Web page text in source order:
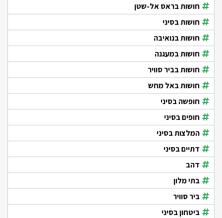
חושות בראס אל-שטן
חושות בסיני
חושות בנואיבה
חושות במעגנה
חושות בביר סוויר
חושות באל מחש
חופשה בסיני
חופים בסיני
המלצות בסיני
דתיים בסיני
דהב
בתי מלון
ביר סוויר
ביטחון בסיני